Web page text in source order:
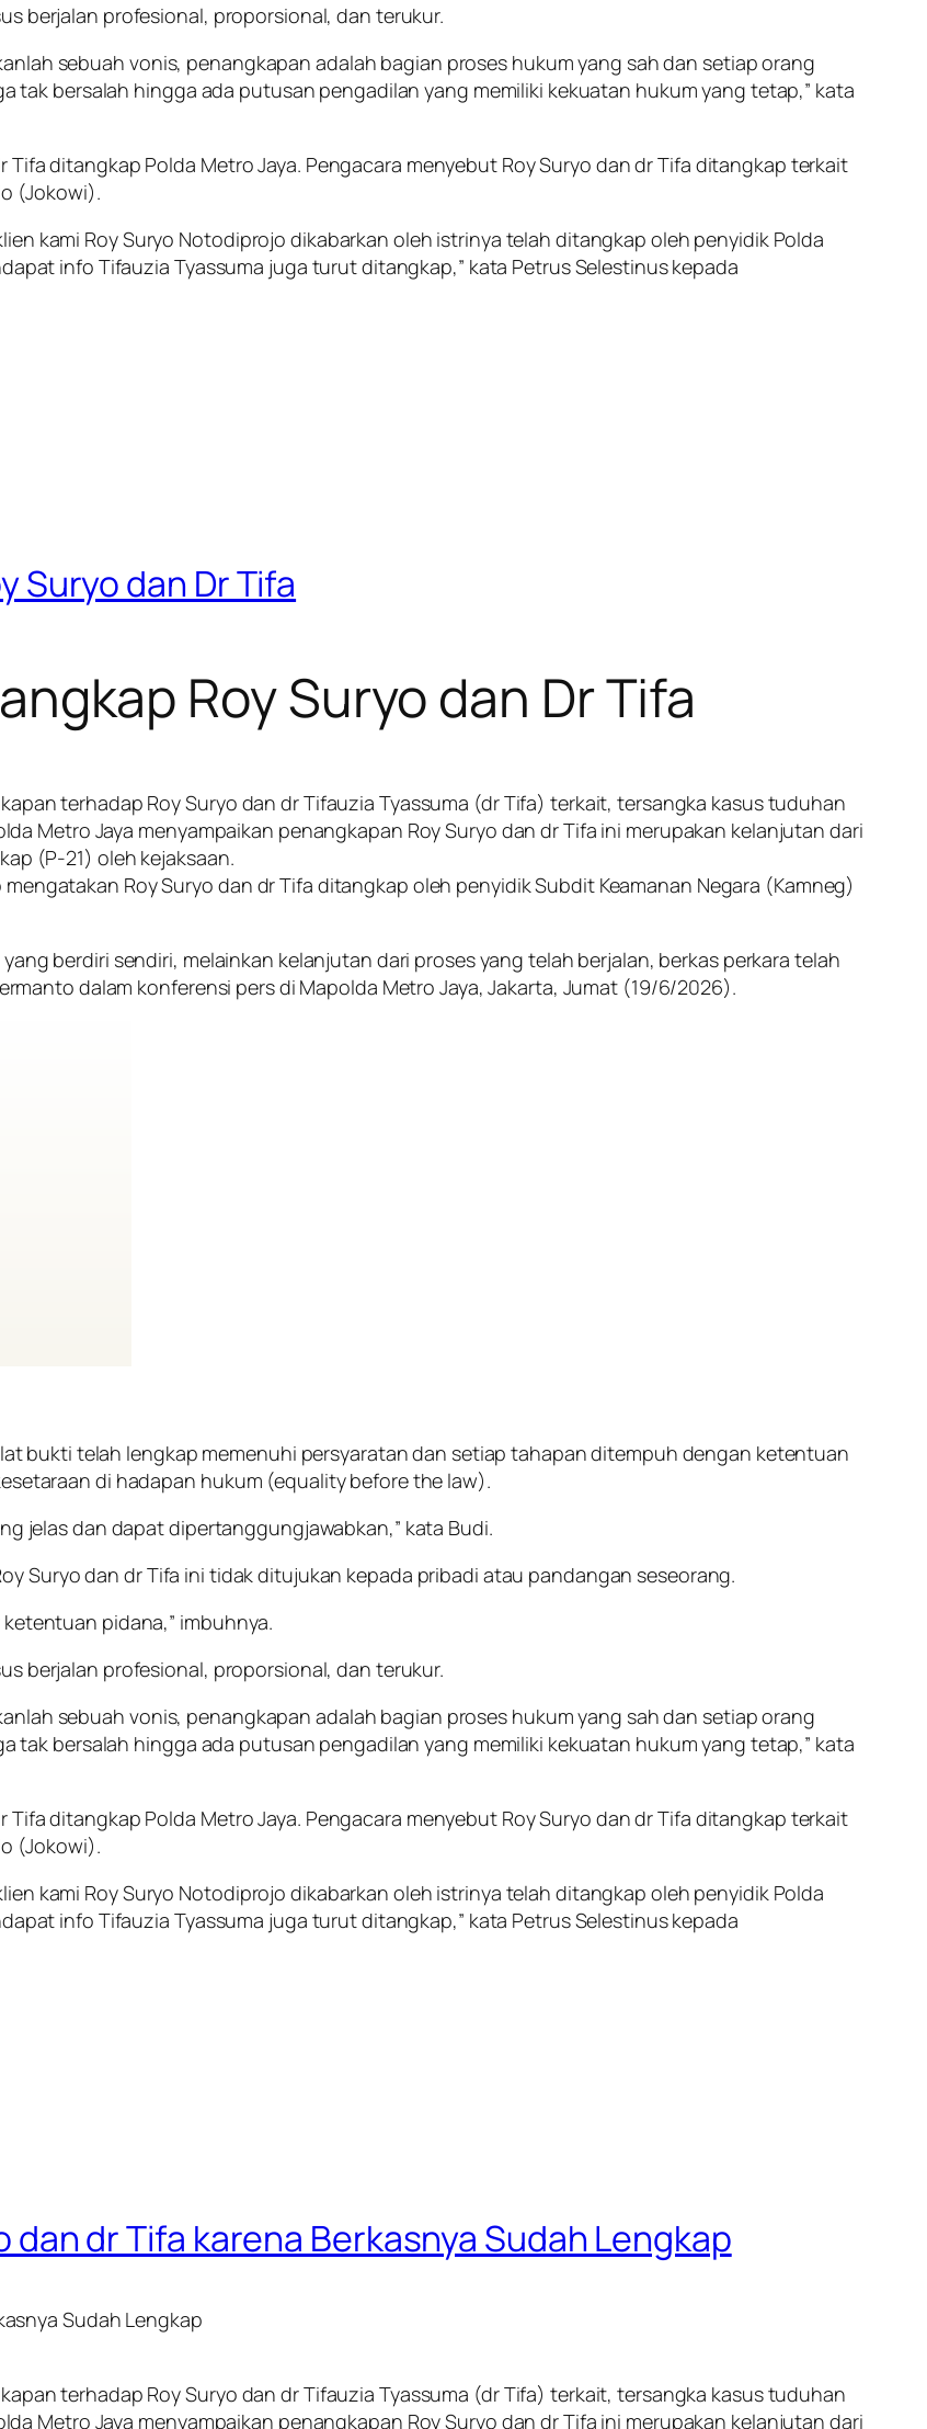
berjalan profesional, proporsional, dan terukur.
sebuah vonis, penangkapan adalah bagian proses hukum yang sah dan setiap orang
tak bersalah hingga ada putusan pengadilan yang memiliki kekuatan hukum yang tetap,” kata
ditangkap Polda Metro Jaya. Pengacara menyebut Roy Suryo dan dr Tifa ditangkap terkait
(Jokowi).
kami Roy Suryo Notodiprojo dikabarkan oleh istrinya telah ditangkap oleh penyidik Polda
info Tifauzia Tyassuma juga turut ditangkap,” kata Petrus Selestinus kepada
Suryo dan Dr Tifa
Roy Suryo dan Dr Tifa
terhadap Roy Suryo dan dr Tifauzia Tyassuma (dr Tifa) terkait, tersangka kasus tuduhan
Metro Jaya menyampaikan penangkapan Roy Suryo dan dr Tifa ini merupakan kelanjutan dari
(P-21) oleh kejaksaan.
Roy Suryo dan dr Tifa ditangkap oleh penyidik Subdit Keamanan Negara (Kamneg)
berdiri sendiri, melainkan kelanjutan dari proses yang telah berjalan, berkas perkara telah
dalam konferensi pers di Mapolda Metro Jaya, Jakarta, Jumat (19/6/2026).
bukti telah lengkap memenuhi persyaratan dan setiap tahapan ditempuh dengan ketentuan
di hadapan hukum (equality before the law).
jelas dan dapat dipertanggungjawabkan,” kata Budi.
Suryo dan dr Tifa ini tidak ditujukan kepada pribadi atau pandangan seseorang.
pidana,” imbuhnya.
berjalan profesional, proporsional, dan terukur.
sebuah vonis, penangkapan adalah bagian proses hukum yang sah dan setiap orang
tak bersalah hingga ada putusan pengadilan yang memiliki kekuatan hukum yang tetap,” kata
ditangkap Polda Metro Jaya. Pengacara menyebut Roy Suryo dan dr Tifa ditangkap terkait
(Jokowi).
kami Roy Suryo Notodiprojo dikabarkan oleh istrinya telah ditangkap oleh penyidik Polda
info Tifauzia Tyassuma juga turut ditangkap,” kata Petrus Selestinus kepada
dan dr Tifa karena Berkasnya Sudah Lengkap
Sudah Lengkap
terhadap Roy Suryo dan dr Tifauzia Tyassuma (dr Tifa) terkait, tersangka kasus tuduhan
Metro Jaya menyampaikan penangkapan Roy Suryo dan dr Tifa ini merupakan kelanjutan dari